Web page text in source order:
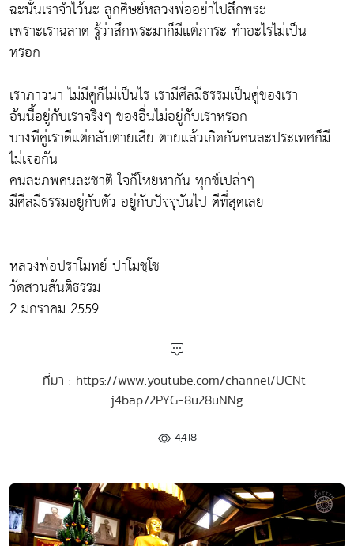
ฉะนั้นเราจำไว้นะ ลูกศิษย์หลวงพ่ออย่าไปสึกพระ
เพราะเราฉลาด รู้ว่าสึกพระมาก็มีแต่ภาระ ทำอะไรไม่เป็น
หรอก
เราภาวนา ไม่มีคู่ก็ไม่เป็นไร เรามีศีลมีธรรมเป็นคู่ของเรา
อันนี้อยู่กับเราจริงๆ ของอื่นไม่อยู่กับเราหรอก
บางทีคู่เราดีแต่กลับตายเสีย ตายแล้วเกิดกันคนละประเทศก็มี
ไม่เจอกัน
คนละภพคนละชาติ ใจก็โหยหากัน ทุกข์เปล่าๆ
มีศีลมีธรรมอยู่กับตัว อยู่กับปัจจุบันไป ดีที่สุดเลย
หลวงพ่อปราโมทย์ ปาโมชฺโช
วัดสวนสันติธรรม
2 มกราคม 2559
ที่มา : https://www.youtube.com/channel/UCNt-
j4bap72PYG-8u28uNNg
4,418